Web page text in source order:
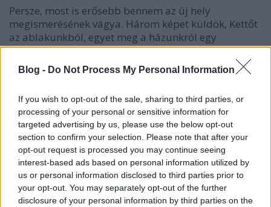
Blog - Do Not Process My Personal Information
If you wish to opt-out of the sale, sharing to third parties, or
processing of your personal or sensitive information for
targeted advertising by us, please use the below opt-out
section to confirm your selection. Please note that after your
opt-out request is processed you may continue seeing
interest-based ads based on personal information utilized by
us or personal information disclosed to third parties prior to
your opt-out. You may separately opt-out of the further
disclosure of your personal information by third parties on the
Persze, most is erősebb bennem az új hely
megismerésének vágya. Három képet küldök, Kettőt
az ablakunkból, egyet meg a házunkról egy
szokatlan helyről. Első kép az ablakunkból készült a
város és a torony felé.